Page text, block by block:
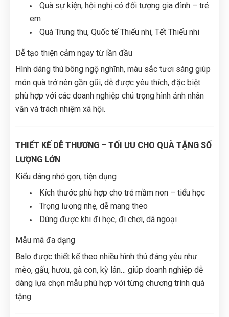
Quà sự kiện, hội nghị có đối tượng gia đình – trẻ
em
Quà Trung thu, Quốc tế Thiếu nhi, Tết Thiếu nhi
Dễ tạo thiện cảm ngay từ lần đầu
Hình dáng thú bông ngộ nghĩnh, màu sắc tươi sáng giúp
món quà trở nên gần gũi, dễ được yêu thích, đặc biệt
phù hợp với các doanh nghiệp chú trọng hình ảnh nhân
văn và trách nhiệm xã hội.
THIẾT KẾ DỄ THƯƠNG – TỐI ƯU CHO QUÀ TẶNG SỐ
LƯỢNG LỚN
Kiểu dáng nhỏ gọn, tiện dụng
Kích thước phù hợp cho trẻ mầm non – tiểu học
Trọng lượng nhẹ, dễ mang theo
Dùng được khi đi học, đi chơi, dã ngoại
Mẫu mã đa dạng
Balo được thiết kế theo nhiều hình thú đáng yêu như
mèo, gấu, hươu, gà con, kỳ lân… giúp doanh nghiệp dễ
dàng lựa chọn mẫu phù hợp với từng chương trình quà
tặng.